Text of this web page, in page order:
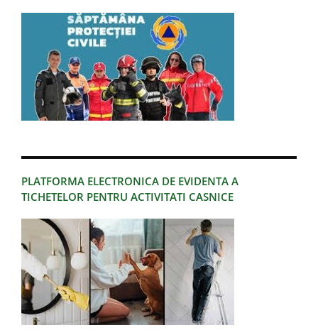
PLATFORMA ELECTRONICA DE EVIDENTA A
TICHETELOR PENTRU ACTIVITATI CASNICE